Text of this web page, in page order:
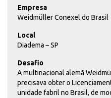
Empresa
Weidmüller Conexel do Brasil
Local
Diadema – SP
Desafio
A multinacional alemã
precisava obter o
unidade fabril no Brasil, de